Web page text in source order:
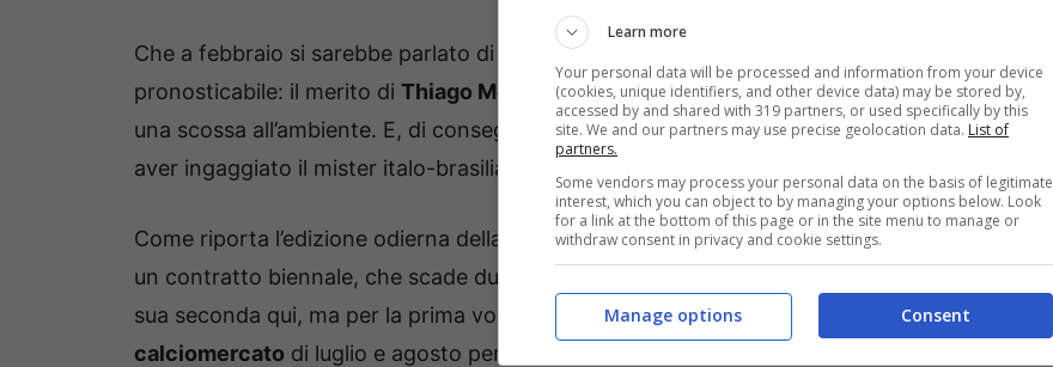
Che a febbraio si sarebbe parlato di Europaera uno scenario difficilmente
pronosticabile: il merito di Thiago Motta
risiede principalmente in questo, nell’aver dato
una scossa all’ambiente. E, di conseguenza, va dato merito alla dirigenza rossoblu per
aver ingaggiato il mister italo-brasiliano.
Come riporta l’edizione odierna della Repubblica,Thiago Mottaè legato al
da
un contratto biennale, che scade dunque a
sua seconda qui, ma per la prima volta avrà a disposzioneil ritiro estivo
calciomercato di luglio e agosto per plasmare ancora di più la sua creatura. Al
Learn more
Your personal data will be processed and information from your device
(cookies, unique identifiers, and other device data) may be stored by,
accessed by and shared with 319 partners, or used specifically by this
site. We and our partners may use precise geolocation data. List of
partners.
Some vendors may process your personal data on the basis of legitimate
interest, which you can object to by managing your options below. Look
for a link at the bottom of this page or in the site menu to manage or
withdraw consent in privacy and cookie settings.
Consent
Manage options